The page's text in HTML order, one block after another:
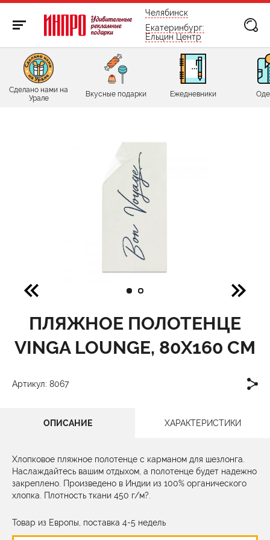
бесплатно по России
Челябинск
Екатеринбург:
Ельцин Центр
Сделано нами на
Урале
Вкусные подарки Ежедневники
ПЛЯЖНОЕ ПОЛОТЕНЦЕ
VINGA LOUNGE, 80Х160 СМ
Артикул: 8067
ОПИСАНИЕ ХАРАКТЕРИСТИКИ
Хлопковое пляжное полотенце с карманом для шезлонга.
Наслаждайтесь вашим отдыхом, а полотенце будет надежно
закреплено. Произведено в Индии из 100% органического
хлопка. Плотность ткани 450 г/м?.
Товар из Европы, поставка 4-5 недель